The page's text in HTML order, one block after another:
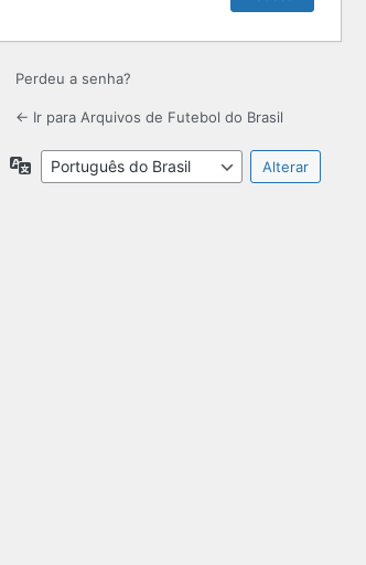
Perdeu a senha?
← Ir para Arquivos de Futebol do Brasil
Idioma